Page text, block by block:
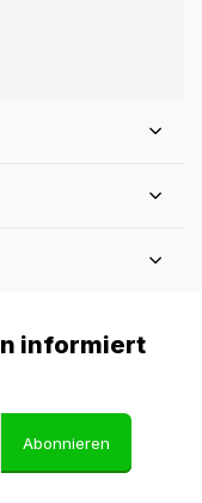
informiert
Abonnieren